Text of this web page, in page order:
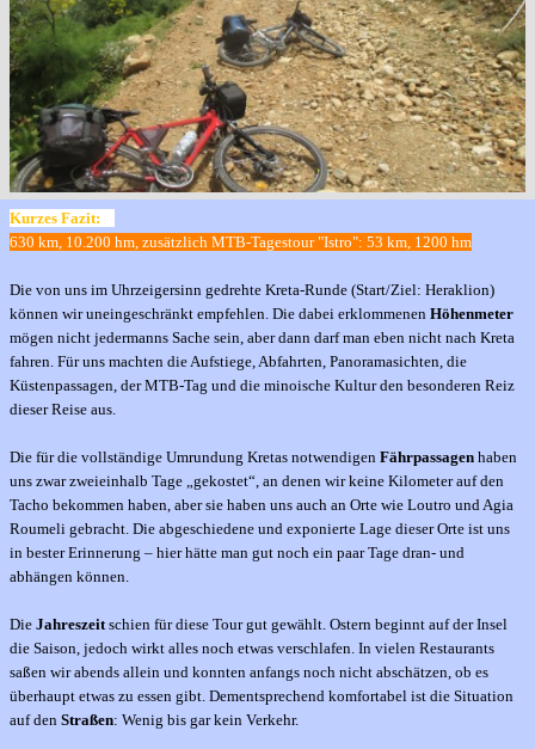
Kurzes Fazit:
630 km, 10.200 hm, zusätzlich MTB-Tagestour "Istro": 53 km, 1200 hm
Die von uns im Uhrzeigersinn gedrehte Kreta-Runde (Start/Ziel: Heraklion)
können wir uneingeschränkt empfehlen. Die dabei erklommenen Höhenmeter
mögen nicht jedermanns Sache sein, aber dann darf man eben nicht nach Kreta
fahren. Für uns machten die Aufstiege, Abfahrten, Panoramasichten, die
Küstenpassagen, der MTB-Tag und die minoische Kultur den besonderen Reiz
dieser Reise aus.
Die für die vollständige Umrundung Kretas notwendigen Fährpassagen haben
uns zwar zweieinhalb Tage „gekostet“, an denen wir keine Kilometer auf den
Tacho bekommen haben, aber sie haben uns auch an Orte wie Loutro und Agia
Roumeli gebracht. Die abgeschiedene und exponierte Lage dieser Orte ist uns
in bester Erinnerung – hier hätte man gut noch ein paar Tage dran- und
abhängen können.
Die Jahreszeit schien für diese Tour gut gewählt. Ostern beginnt auf der Insel
die Saison, jedoch wirkt alles noch etwas verschlafen. In vielen Restaurants
saßen wir abends allein und konnten anfangs noch nicht abschätzen, ob es
überhaupt etwas zu essen gibt. Dementsprechend komfortabel ist die Situation
auf den Straßen: Wenig bis gar kein Verkehr.